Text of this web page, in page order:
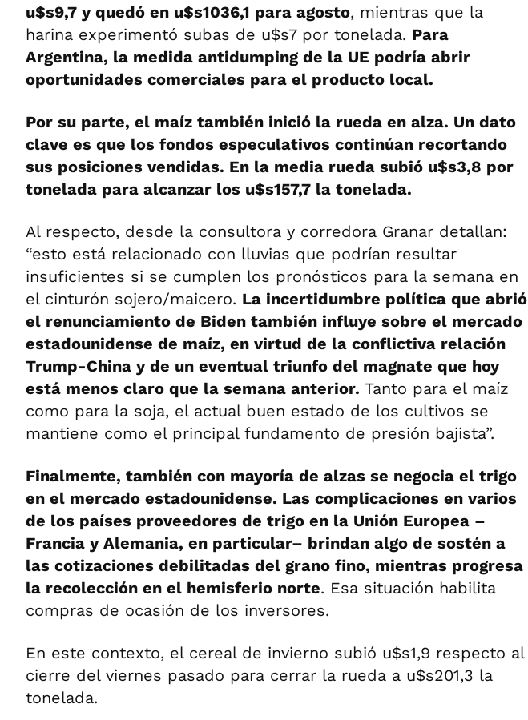
u$s9,7 y quedó en u$s1036,1 para agosto, mientras que la
harina experimentó subas de u$s7 por tonelada. Para
Argentina, la medida antidumping de la UE podría abrir
oportunidades comerciales para el producto local.
Por su parte, el maíz también inició la rueda en alza. Un dato
clave es que los fondos especulativos continúan recortando
sus posiciones vendidas. En la media rueda subió u$s3,8 por
tonelada para alcanzar los u$s157,7 la tonelada.
Al respecto, desde la consultora y corredora Granar detallan:
“esto está relacionado con lluvias que podrían resultar
insuficientes si se cumplen los pronósticos para la semana en
el cinturón sojero/maicero. La incertidumbre política que abrió
el renunciamiento de Biden también influye sobre el mercado
estadounidense de maíz, en virtud de la conflictiva relación
Trump-China y de un eventual triunfo del magnate que hoy
está menos claro que la semana anterior. Tanto para el maíz
como para la soja, el actual buen estado de los cultivos se
mantiene como el principal fundamento de presión bajista”.
Finalmente, también con mayoría de alzas se negocia el trigo
en el mercado estadounidense. Las complicaciones en varios
de los países proveedores de trigo en la Unión Europea –
Francia y Alemania, en particular– brindan algo de sostén a
las cotizaciones debilitadas del grano fino, mientras progresa
la recolección en el hemisferio norte. Esa situación habilita
compras de ocasión de los inversores.
En este contexto, el cereal de invierno subió u$s1,9 respecto al
cierre del viernes pasado para cerrar la rueda a u$s201,3 la
tonelada.